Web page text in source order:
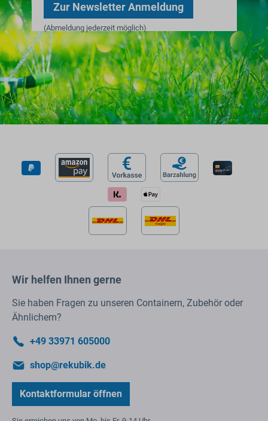
Zur Newsletter Anmeldung
(Abmeldung jederzeit möglich)
Wir helfen Ihnen gerne
Sie haben Fragen zu unseren Containern, Zubehör oder
Ähnlichem?
+49 33971 605000
shop@rekubik.de
Kontaktformular öffnen